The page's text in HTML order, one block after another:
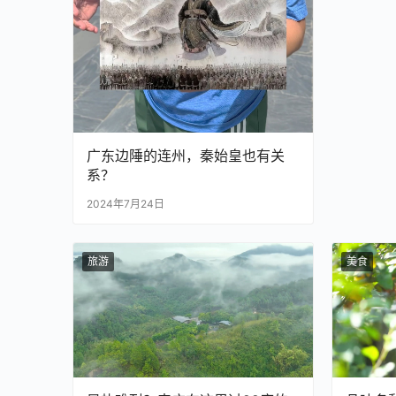
广东边陲的连州，秦始皇也有关
系？
2024年7月24日
旅游 美食